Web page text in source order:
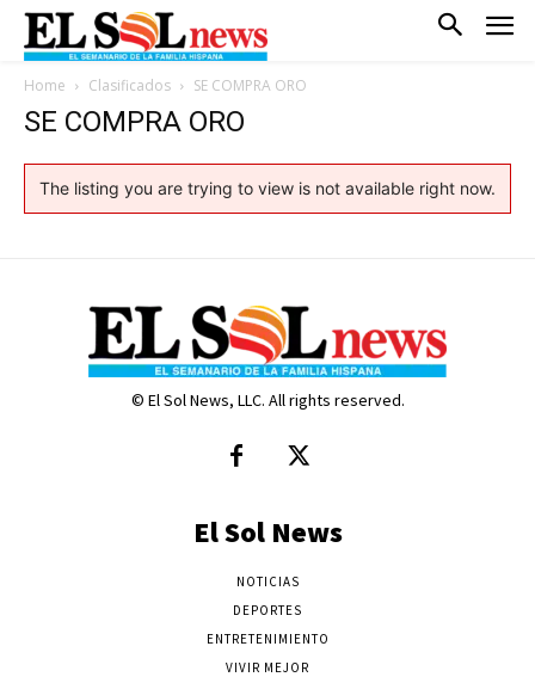
Home Clasificados SE COMPRA ORO
SE COMPRA ORO
The listing you are trying to view is not available right now.
© El Sol News, LLC. All rights reserved.
El Sol News
NOTICIAS
DEPORTES
ENTRETENIMIENTO
VIVIR MEJOR